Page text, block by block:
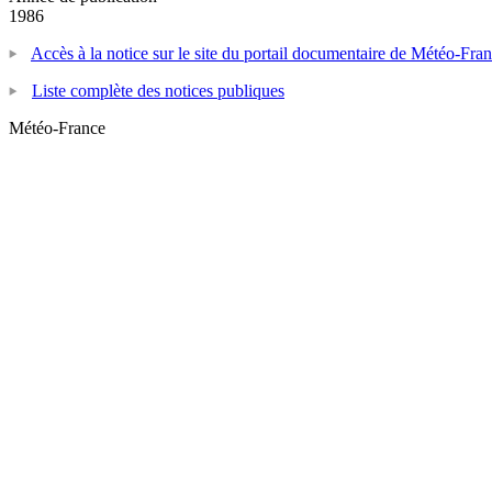
1986
Accès à la notice sur le site du portail documentaire de Météo-
Liste complète des notices publiques
Météo-France